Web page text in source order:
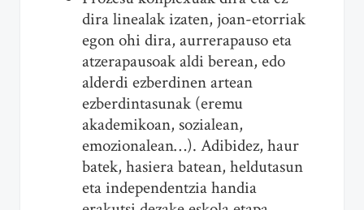
dira linealak izaten, joan-etorriak
egon ohi dira, aurrerapauso eta
atzerapausoak aldi berean, edo
alderdi ezberdinen artean
ezberdintasunak (eremu
akademikoan, sozialean,
emozionalean…). Adibidez, haur
batek, hasiera batean, heldutasun
eta independentzia handia